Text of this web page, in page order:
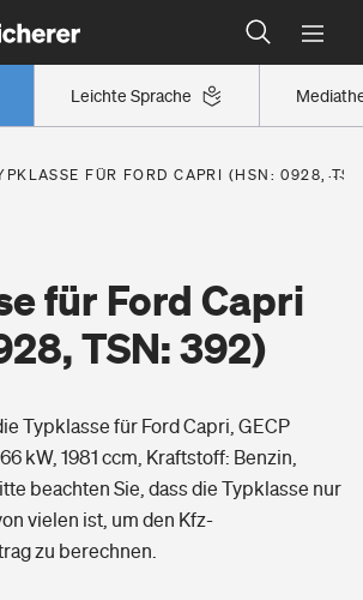
Leichte Sprache
Jetzt Versicherer finden
ist Ihre Region eingestuft
Jetzt Versicherer finden
FÜR FORD CAPRI (HSN: 0928,
für Ford Capri
TSN: 392)
Typklasse für Ford Capri, GECP
kW, 1981 ccm, Kraftstoff: Benzin,
beachten Sie, dass die Typklasse nur
vielen ist, um den Kfz-
zu berechnen.